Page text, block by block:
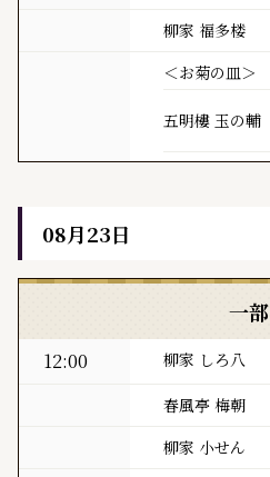
柳家 福多楼
＜お菊の皿＞
五明樓 玉の輔
08月23日
黒門亭 本日の寄席出演者
一部
12:00 柳家 しろ八
春風亭 梅朝
柳家 小せん